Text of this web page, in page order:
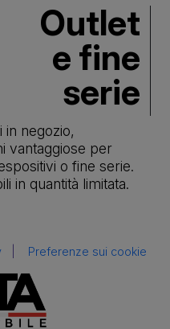
Outlet
e fine
serie
in negozio,
vantaggiose per
o fine serie.
in quantità limitata.
Preferenze sui cookie